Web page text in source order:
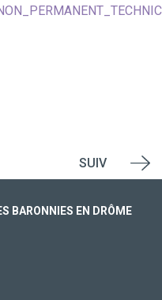
SUIV
BARONNIES EN DRÔME